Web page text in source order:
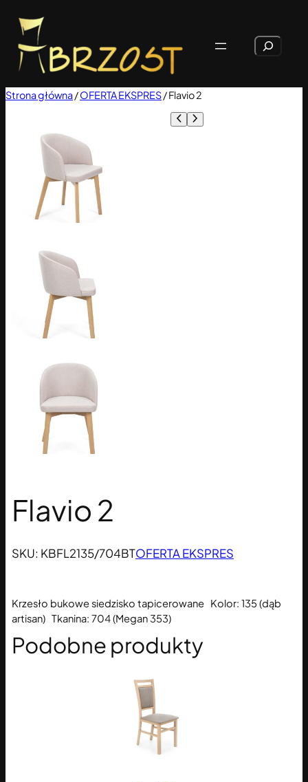
Przejdź
treści
Szukaj
Strona główna/OFERTA EKSPRES/ Flavio 2
Flavio 2
SKU: KBFL2135/704BTOFERTA EKSPRES
Krzesło bukowe siedzisko tapicerowane Kolor: 135 (dąb
artisan) Tkanina: 704 (Megan 353)
Podobne produkty